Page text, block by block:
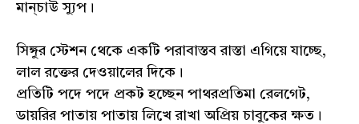
মান্চাউ স্যুপ।
সিঙ্গুর স্টেশন থেকে একটি পরাবাস্তব রাস্তা এগিয়ে যাচ্ছে,
লাল রক্তের দেওয়ালের দিকে।
প্রতিটি পদে পদে প্রকট হচ্ছেন পাথরপ্রতিমা রেলগেট,
ডায়রির পাতায় পাতায় লিখে রাখা অপ্রিয় চাবুকের ক্ষত।